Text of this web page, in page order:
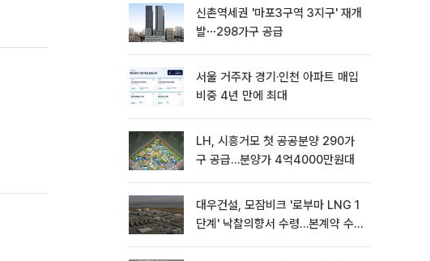
신촌역세권 '마포3구역 3지구' 재개
발⋯298가구 공급
서울 거주자 경기·인천 아파트 매입
비중 4년 만에 최대
LH, 시흥거모 첫 공공분양 290가
구 공급…분양가 4억4000만원대
대우건설, 모잠비크 '로부마 LNG 1
단계' 낙찰의향서 수령…본계약 수